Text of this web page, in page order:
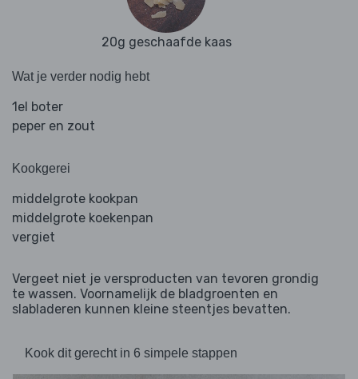
20g geschaafde kaas
Wat je verder nodig hebt
1el boter
peper en zout
Kookgerei
middelgrote kookpan
middelgrote koekenpan
vergiet
Vergeet niet je versproducten van tevoren grondig
te wassen. Voornamelijk de bladgroenten en
slabladeren kunnen kleine steentjes bevatten.
Kook dit gerecht in 6 simpele stappen